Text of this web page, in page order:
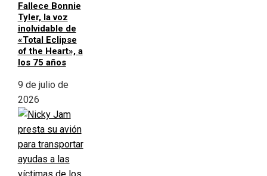
Fallece Bonnie
Tyler, la voz
inolvidable de
«Total Eclipse
of the Heart», a
los 75 años
9 de julio de
2026